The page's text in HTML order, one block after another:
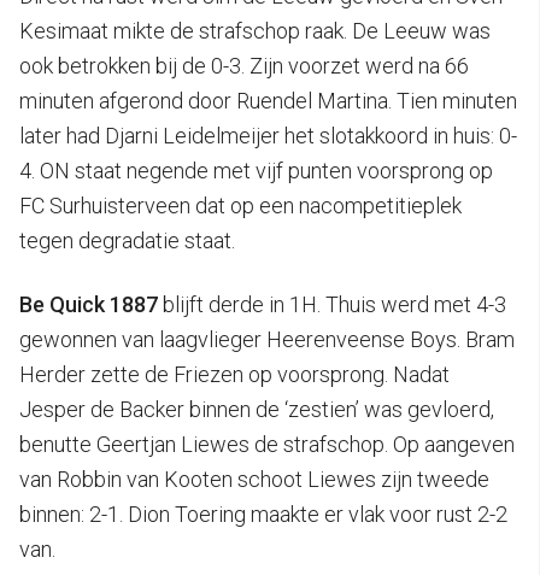
Kesimaat mikte de strafschop raak. De Leeuw was
ook betrokken bij de 0-3. Zijn voorzet werd na 66
minuten afgerond door Ruendel Martina. Tien minuten
later had Djarni Leidelmeijer het slotakkoord in huis: 0-
4. ON staat negende met vijf punten voorsprong op
FC Surhuisterveen dat op een nacompetitieplek
tegen degradatie staat.
Be Quick 1887 blijft derde in 1H. Thuis werd met 4-3
gewonnen van laagvlieger Heerenveense Boys. Bram
Herder zette de Friezen op voorsprong. Nadat
Jesper de Backer binnen de ‘zestien’ was gevloerd,
benutte Geertjan Liewes de strafschop. Op aangeven
van Robbin van Kooten schoot Liewes zijn tweede
binnen: 2-1. Dion Toering maakte er vlak voor rust 2-2
van.